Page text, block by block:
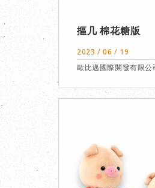
摳几 棉花糖版
2023 / 06 / 19
歐比邁國際開發有限公